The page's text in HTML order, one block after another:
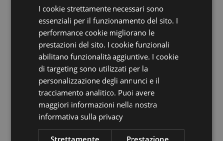
Vuoi informazioni su come inoltrare un ordine
utilizzando il sito internet di Puckator?
guida all'acquisto.
Dettagli del Prodotto
Informazioni
Aggiuntive
Altezza 23cm Larghezza 17cm Profondità 9cm
5055071515286
288
No
I cookie strettamente necessari sono
essenziali per il funzionamento del sito. I
performance cookie migliorano le
prestazioni del sito. I cookie funzionali
abilitano funzionalità aggiuntive. I cookie
di targeting sono utilizzati per la
personalizzazione degli annunci e il
tracciamento analitico. Puoi avere
maggiori informazioni nella nostra
informativa sulla privacy
Strettamente
Prestazione